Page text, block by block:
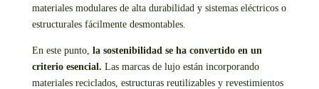
materiales modulares de alta durabilidad y sistemas eléctricos o
estructurales fácilmente desmontables.
En este punto, la sostenibilidad se ha convertido en un
criterio esencial. Las marcas de lujo están incorporando
materiales reciclados, estructuras reutilizables y revestimientos